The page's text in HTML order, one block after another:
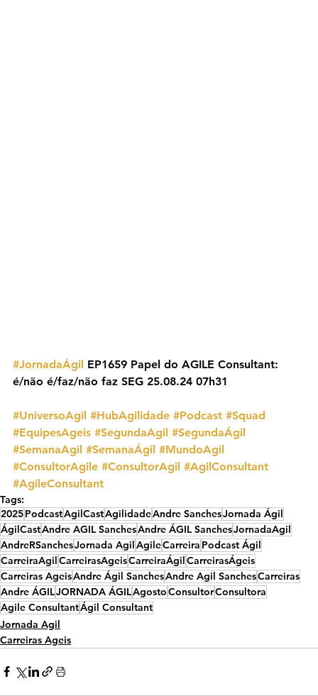
#JornadaÁgil EP1659 Papel do AGILE Consultant:
é/não é/faz/não faz SEG 25.08.24 07h31
#UniversoAgil #HubAgilidade #Podcast #Squad
#EquipesAgeis #SegundaAgil #SegundaÁgil
#SemanaAgil #SemanaÁgil #MundoAgil
#ConsultorAgile #ConsultorAgil #AgilConsultant
#AgileConsultant
Tags:
2025PodcastAgilCastAgilidadeAndre SanchesJornada Ágil
ÁgilCastAndre AGIL SanchesAndre ÁGIL SanchesJornadaAgil
AndreRSanchesJornada AgilAgileCarreira Podcast Ágil
CarreiraAgilCarreirasAgeisCarreiraÁgilCarreirasÁgeis
Carreiras AgeisAndre Ágil SanchesAndre Agil SanchesCarreiras
Andre ÁGILJORNADA ÁGILAgostoConsultorConsultora
Agile ConsultantÁgil Consultant
Jornada Agil
Carreiras Ageis